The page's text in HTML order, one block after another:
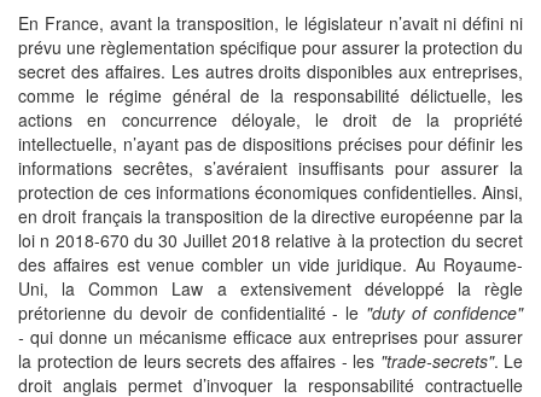
En France, avant la transposition, le législateur n’avait ni défini ni
prévu une règlementation spécifique pour assurer la protection du
secret des affaires. Les autres droits disponibles aux entreprises,
comme le régime général de la responsabilité délictuelle, les
actions en concurrence déloyale, le droit de la propriété
intellectuelle, n’ayant pas de dispositions précises pour définir les
informations secrêtes, s’avéraient insuffisants pour assurer la
protection de ces informations économiques confidentielles. Ainsi,
en droit français la transposition de la directive européenne par la
loi n 2018-670 du 30 Juillet 2018 relative à la protection du secret
des affaires est venue combler un vide juridique. Au Royaume-
Uni, la Common Law a extensivement développé la règle
prétorienne du devoir de confidentialité - le "duty of confidence"
- qui donne un mécanisme efficace aux entreprises pour assurer
la protection de leurs secrets des affaires - les "trade-secrets". Le
droit anglais permet d’invoquer la responsabilité contractuelle